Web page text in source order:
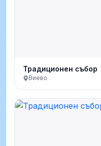
Традиционен събор
Виево